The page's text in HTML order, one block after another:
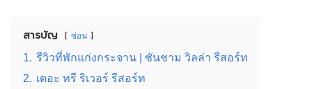
สารบัญ ซ่อน
1. รีวิวที่พักแก่งกระจาน | ซันชาม วิลล่า รีสอร์ท
2. เดอะ ทรี ริเวอร์ รีสอร์ท